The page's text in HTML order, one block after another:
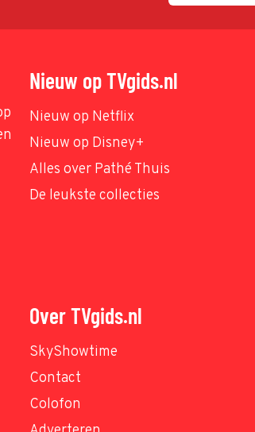
Nieuw op TVgids.nl
Nieuw op Netflix
Nieuw op Disney+
Alles over Pathé Thuis
De leukste collecties
Over TVgids.nl
SkyShowtime
Contact
Colofon